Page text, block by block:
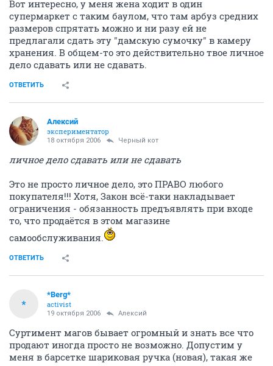
Вот интересно, у меня жена ходит в один
супермаркет с таким баулом, что там арбуз средних
размеров спрятать можно и ни разу ей не
предлагали сдать эту "дамскую сумочку" в камеру
хранения. В общем-то это действительно твое личное
дело сдавать или не сдавать.
ОТВЕТИТЬ
Алексий
экспериментатор
18 октября 2006 Черный кот
личное дело сдавать или не сдавать
Это не просто личное дело, это ПРАВО любого
покупателя!!! Хотя, Закон всё-таки накладывает
ограничения - обязанность предъявлять при входе
то, что продаётся в этом магазине
самообслуживания.
ОТВЕТИТЬ
*
*Berg*
activist
19 октября 2006 Алексий
Суртимент магов бывает огромный и знать все что
продают иногда просто не возможно. Допустим у
меня в барсетке шариковая ручка (новая), такая же